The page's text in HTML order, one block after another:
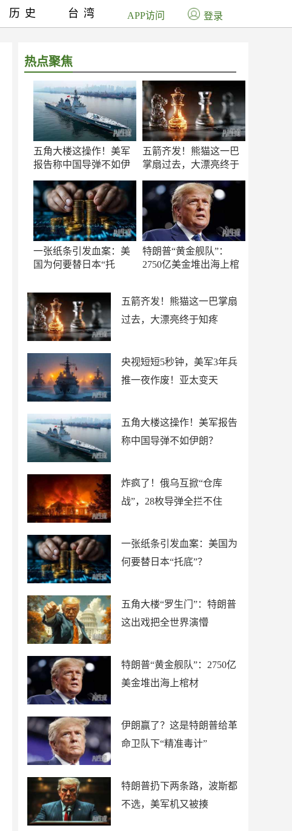
热点聚焦
五角大楼这操作！美军
报告称中国导弹不如伊
五箭齐发！熊猫这一巴
掌扇过去，大漂亮终于
一张纸条引发血案：美
国为何要替日本“托
特朗普“黄金舰队”：
2750亿美金堆出海上棺
五箭齐发！熊猫这一巴掌扇
过去，大漂亮终于知疼
央视短短5秒钟，美军3年兵
推一夜作废！亚太变天
五角大楼这操作！美军报告
称中国导弹不如伊朗？
炸疯了！俄乌互掀“仓库
战”，28枚导弹全拦不住
一张纸条引发血案：美国为
何要替日本“托底”？
五角大楼“罗生门”：特朗普
这出戏把全世界演懵
特朗普“黄金舰队”：2750亿
美金堆出海上棺材
伊朗赢了？这是特朗普给革
命卫队下“精准毒计”
特朗普扔下两条路，波斯都
不选，美军机又被揍
历史 台湾 APP访问 登录